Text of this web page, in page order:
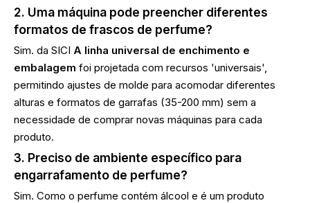
2. Uma máquina pode preencher diferentes
formatos de frascos de perfume?
Sim. da SICI A linha universal de enchimento e
embalagem foi projetada com recursos 'universais',
permitindo ajustes de molde para acomodar diferentes
alturas e formatos de garrafas (35-200 mm) sem a
necessidade de comprar novas máquinas para cada
produto.
3. Preciso de ambiente específico para
engarrafamento de perfume?
Sim. Como o perfume contém álcool e é um produto